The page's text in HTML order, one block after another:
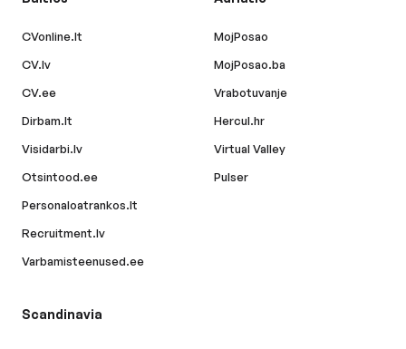
CVonline.lt
CV.lv
CV.ee
Dirbam.lt
Visidarbi.lv
Otsintood.ee
Personaloatrankos.lt
Recruitment.lv
Varbamisteenused.ee
MojPosao
MojPosao.ba
Vrabotuvanje
Hercul.hr
Virtual Valley
Pulser
Scandinavia